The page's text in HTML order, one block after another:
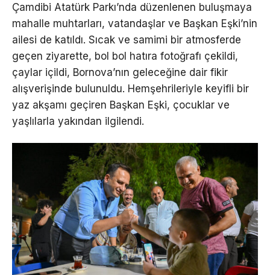
Çamdibi Atatürk Parkı’nda düzenlenen buluşmaya
mahalle muhtarları, vatandaşlar ve Başkan Eşki’nin
ailesi de katıldı. Sıcak ve samimi bir atmosferde
geçen ziyarette, bol bol hatıra fotoğrafı çekildi,
çaylar içildi, Bornova’nın geleceğine dair fikir
alışverişinde bulunuldu. Hemşehrileriyle keyifli bir
yaz akşamı geçiren Başkan Eşki, çocuklar ve
yaşlılarla yakından ilgilendi.